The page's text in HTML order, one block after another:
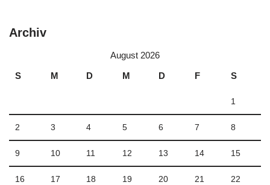
Archiv
August 2026
S
M D M D F S
1
2 3 4 5 6 7 8
9 10 11 12 13 14 15
16 17 18 19 20 21 22